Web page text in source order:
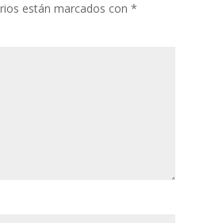
están marcados con *